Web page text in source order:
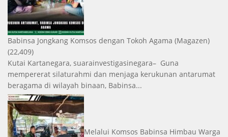
Babinsa Jongkang Komsos dengan Tokoh Agama (Magazen)
(22,409)
Kutai Kartanegara, suarainvestigasinegara– Guna
mempererat silaturahmi dan menjaga kerukunan antarumat
beragama di wilayah binaan, Babinsa...
Melalui Komsos Babinsa Himbau Warga